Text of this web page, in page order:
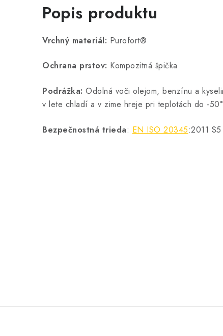
Popis produktu
Vrchný materiál: Purofort®
Ochrana prstov: Kompozitná špička
Podrážka: Odolná voči olejom, benzínu a
v lete chladí a v zime hreje pri teplotách do -
Bezpečnostná trieda: EN ISO 20345:2011